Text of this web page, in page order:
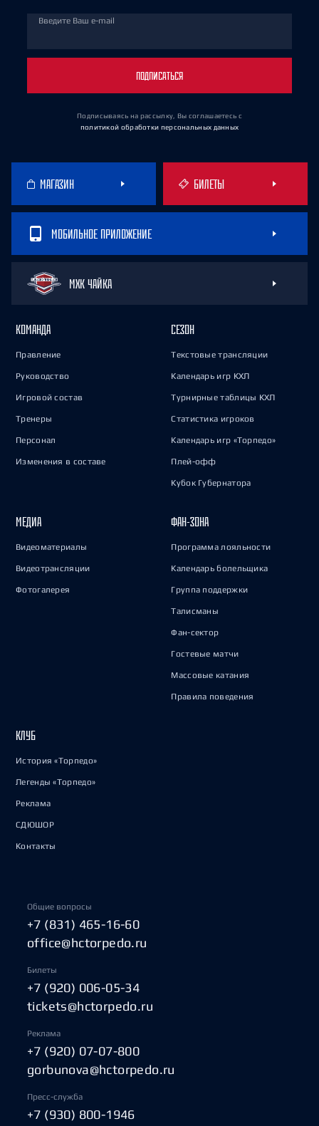
Введите Ваш e-mail
ПОДПИСАТЬСЯ
Подписываясь на рассылку, Вы соглашаетесь с
политикой обработки персональных данных
МАГАЗИН БИЛЕТЫ
МОБИЛЬНОЕ ПРИЛОЖЕНИЕ
МХК ЧАЙКА
КОМАНДА
Правление
Руководство
Игровой состав
Тренеры
Персонал
Изменения в составе
СЕЗОН
Текстовые трансляции
Календарь игр КХЛ
Турнирные таблицы КХЛ
Статистика игроков
Календарь игр «Торпедо»
Плей-офф
Кубок Губернатора
МЕДИА
Видеоматериалы
Видеотрансляции
Фотогалерея
ФАН-ЗОНА
Программа лояльности
Календарь болельщика
Группа поддержки
Талисманы
Фан-сектор
Гостевые матчи
Массовые катания
Правила поведения
КЛУБ
История «Торпедо»
Легенды «Торпедо»
Реклама
СДЮШОР
Контакты
Общие вопросы
+7 (831) 465-16-60
office@hctorpedo.ru
Билеты
+7 (920) 006-05-34
tickets@hctorpedo.ru
Реклама
+7 (920) 07-07-800
gorbunova@hctorpedo.ru
Пресс-служба
+7 (930) 800-1946